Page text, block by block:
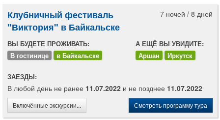
7 ночей / 8 дней
Клубничный фестиваль
"Виктория" в Байкальске
ВЫ БУДЕТЕ ПРОЖИВАТЬ:
В гостинице
в Байкальске
А ЕЩЁ ВЫ УВИДИТЕ:
Аршан
Иркутск
ЗАЕЗДЫ:
В любой день не ранее 11.07.2022 и не позднее 11.07.2022
Включённые экскурсии... Смотреть программу тура